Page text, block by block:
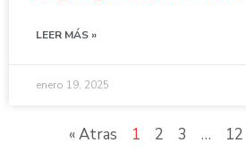
LEER MÁS »
enero 19, 2025
« Atras 1 2 3 … 12